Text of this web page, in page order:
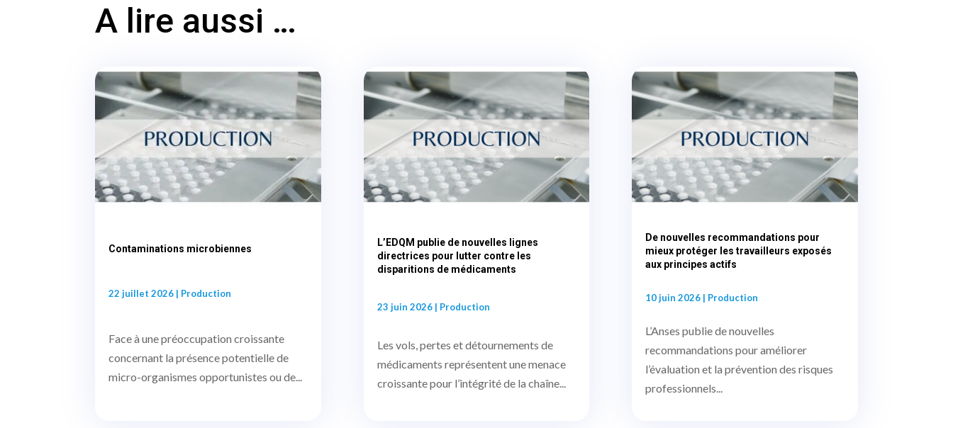
A lire aussi …
Contaminations microbiennes
22 juillet 2026 | Production
Face à une préoccupation croissante
concernant la présence potentielle de
micro-organismes opportunistes ou de...
L’EDQM publie de nouvelles lignes
directrices pour lutter contre les
disparitions de médicaments
23 juin 2026| Production
Les vols, pertes et détournements de
médicaments représentent une menace
croissante pour l’intégrité de la chaîne...
De nouvelles recommandations pour
mieux protéger les travailleurs exposés
aux principes actifs
10 juin 2026| Production
L’Anses publie de nouvelles
recommandations pour améliorer
l’évaluation et la prévention des risques
professionnels...